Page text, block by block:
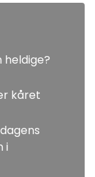
heldige?
kåret
i